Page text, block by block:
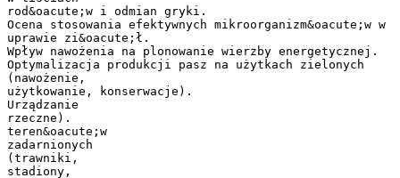
rod&oacute;w i odmian gryki.
Ocena stosowania efektywnych mikroorganizm&oacute;w w
uprawie zi&oacute;ł.
Wpływ nawożenia na plonowanie wierzby energetycznej.
Optymalizacja produkcji pasz na użytkach zielonych
(nawożenie,
użytkowanie, konserwacje).
Urządzanie
rzeczne).
teren&oacute;w
zadarnionych
(trawniki,
stadiony,